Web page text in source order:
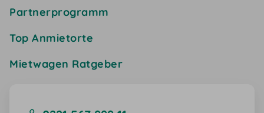
Partnerprogramm
Top Anmietorte
Mietwagen Ratgeber